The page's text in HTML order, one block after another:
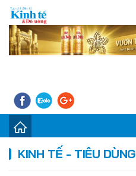
Kinh tế - Tiêu dùng
KINH TẾ - TIÊU DÙNG